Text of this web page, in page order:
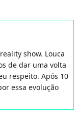
show. Louca
de dar uma volta
respeito. Após 10
essa evolução